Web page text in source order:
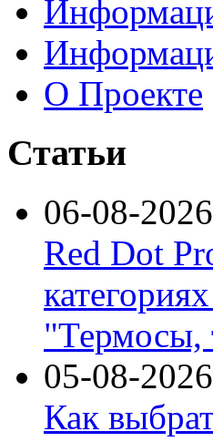
О Проекте
Статьи
06-08-2026
Red Dot
"Термосы,
05-08-2026
Как